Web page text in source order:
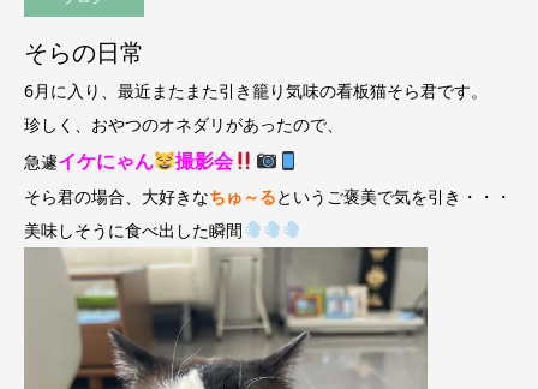
そらの日常
6月に入り、最近またまた引き籠り気味の看板猫そら君です。
珍しく、おやつのオネダリがあったので、
急遽イケにゃん 撮影会
そら君の場合、大好きなちゅ～るというご褒美で気を引き・・・
美味しそうに食べ出した瞬間